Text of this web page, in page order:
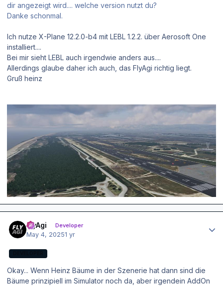
dir angezeigt wird.... welche version nutzt du?
Danke schonmal.
Ich nutze X-Plane 12.2.0-b4 mit LEBL 1.2.2. über Aerosoft One
installiert....
Bei mir sieht LEBL auch irgendwie anders aus....
Allerdings glaube daher ich auch, das FlyAgi richtig liegt.
Gruß heinz
FlyAgi Developer
May 4, 20251 yr
Okay... Wenn Heinz Bäume in der Szenerie hat dann sind die
Bäume prinzipiell im Simulator noch da, aber irgendein AddOn